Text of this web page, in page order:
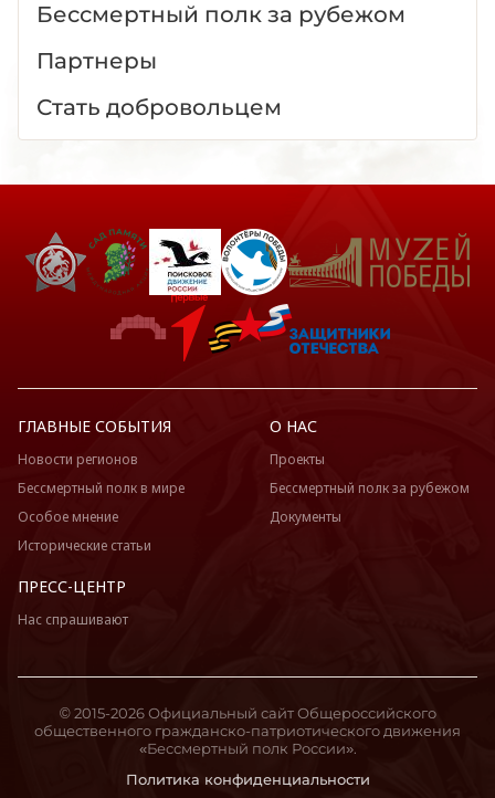
Бессмертный полк за рубежом
Партнеры
Стать добровольцем
ГЛАВНЫЕ СОБЫТИЯ
Новости регионов
Бессмертный полк в мире
Особое мнение
Исторические статьи
О НАС
Проекты
Бессмертный полк за рубежом
Документы
ПРЕСС-ЦЕНТР
Нас спрашивают
Политика конфиденциальности
© 2015-2026 Официальный сайт Общероссийского
общественного гражданско-патриотического движения
«Бессмертный полк России».